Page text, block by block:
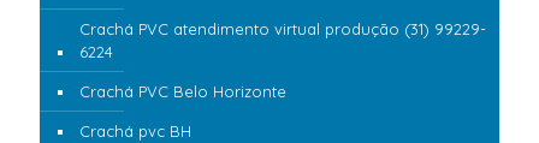
Crachá PVC atendimento virtual produção (31) 99229-
6224
Crachá PVC Belo Horizonte
Crachá pvc BH